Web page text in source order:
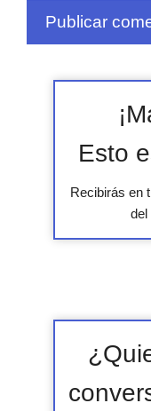
Esto
Recibirás en
del